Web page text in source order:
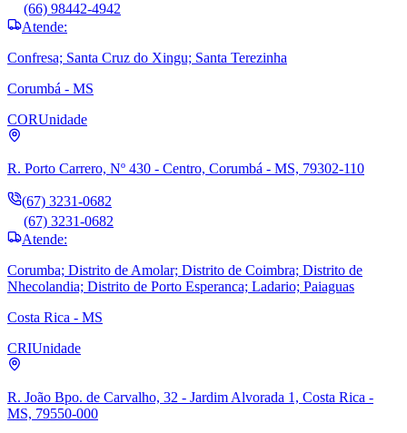
(66) 98442-4942
Atende:
Confresa; Santa Cruz do Xingu; Santa Terezinha
Corumbá - MS
CORUnidade
R. Porto Carrero, Nº 430 - Centro, Corumbá - MS, 79302-110
(67) 3231-0682
(67) 3231-0682
Atende:
Corumba; Distrito de Amolar; Distrito de Coimbra; Distrito de
Nhecolandia; Distrito de Porto Esperanca; Ladario; Paiaguas
Costa Rica - MS
CRIUnidade
R. João Bpo. de Carvalho, 32 - Jardim Alvorada 1, Costa Rica -
MS, 79550-000